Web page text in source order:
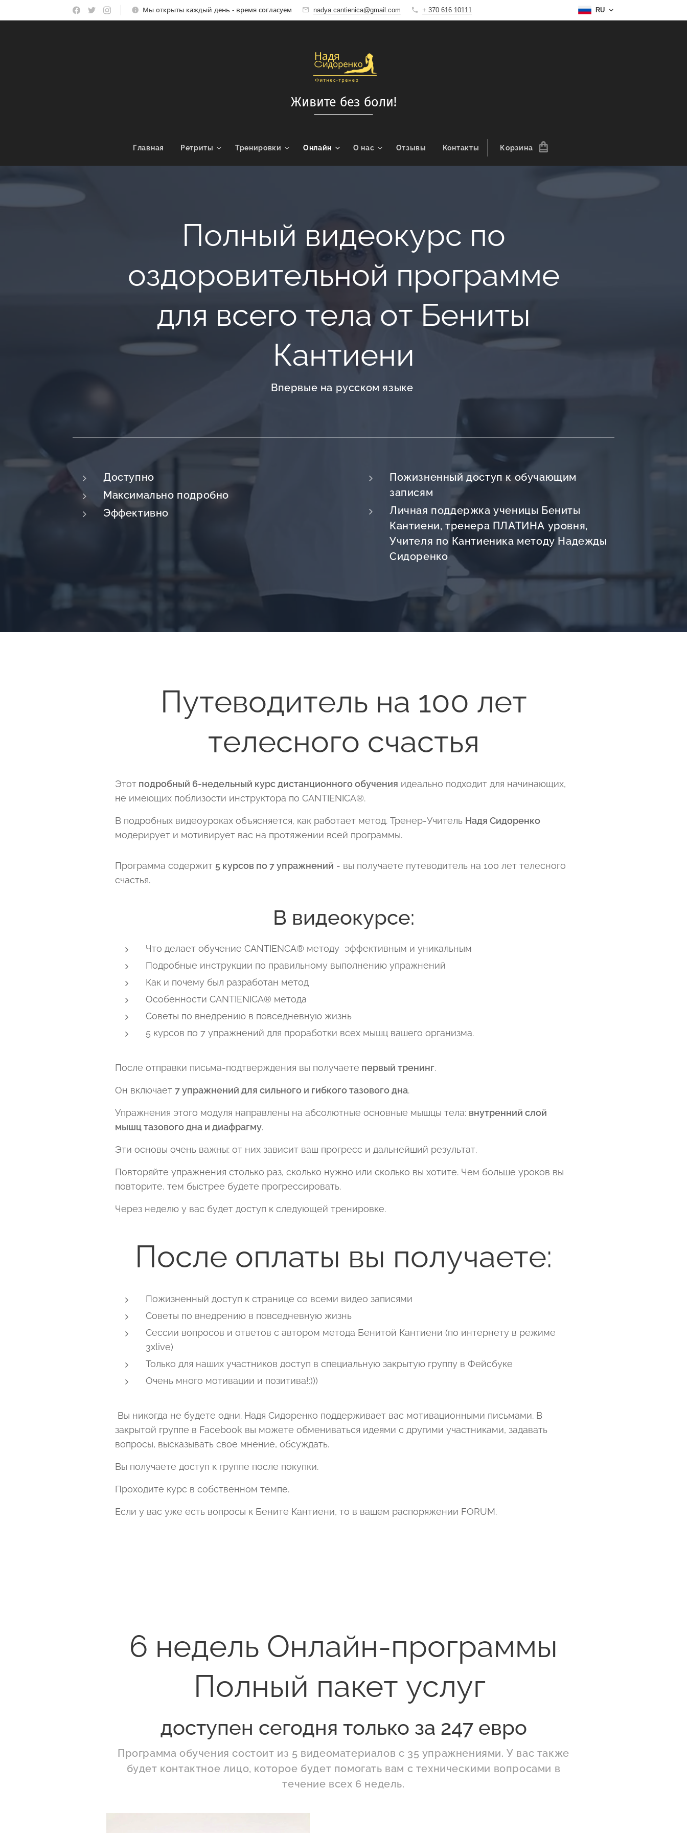
Мы открыты каждый день - время согласуем nadya.cantienica@gmail.com + 370 616 10111 RU
Живите без боли!
Главная Ретриты Тренировки Онлайн О нас Отзывы Koнтакты Корзина
Полный видеокурс по
оздоровительной программе
для всего тела от Бениты
Кантиени
Впервые на русском языке
Доступно
Максимально подробно
Эффективно
Пожизненный доступ к обучающим
записям
Личная поддержка ученицы Бениты
Кантиени, тренера ПЛАТИНА уровня,
Учителя по Кантиеника методу Надежды
Сидоренко
Путеводитель на 100 лет
телесного счастья
Этотподробный 6-недельный курс дистанционного обучения идеально подходит для начинающих,
не имеющих поблизости инструктора по CANTIENICA®.
В подробных видеоуроках объясняется, как работает метод. Тренер-Учитель Надя Сидоренко
модерирует и мотивирует вас на протяжении всей программы.
Программа содержит 5 курсов по 7 упражнений - вы получаете путеводитель на 100 лет телесного
счастья.
В видеокурсе:
Что делает обучение CANTIENCA® методу эффективным и уникальным
Подробные инструкции по правильному выполнению упражнений
Как и почему был разработан метод
Особенности CANTIENICA® метода
Советы по внедрению в повседневную жизнь
5 курсов по 7 упражнений для проработки всех мышц вашего организма.
После отправки письма-подтверждения вы получаете первый тренинг.
Он включает 7 упражнений для сильного и гибкого тазового дна.
Упражнения этого модуля направлены на абсолютные основные мышцы тела: внутренний слой
мышц тазового дна и диафрагму.
Эти основы очень важны: от них зависит ваш прогресс и дальнейший результат.
Повторяйте упражнения столько раз, сколько нужно или сколько вы хотите. Чем больше уроков вы
повторите, тем быстрее будете прогрессировать.
Через неделю у вас будет доступ к следующей тренировке.
После оплаты вы получаете:
Пожизненный доступ к странице со всеми видео записями
Советы по внедрению в повседневную жизнь
Сессии вопросов и ответов с автором метода Бенитой Кантиени (по интернету в режиме
3xlive)
Только для наших участников доступ в специальную закрытую группу в Фейсбуке
Очень много мотивации и позитива!:)))
Вы никогда не будете одни. Надя Сидоренко поддерживает вас мотивационными письмами. В
закрытой группе в Facebook вы можете обмениваться идеями с другими участниками, задавать
вопросы, высказывать свое мнение, обсуждать.
Вы получаете доступ к группе после покупки.
Проходите курс в собственном темпе.
Если у вас уже есть вопросы к Бените Кантиени, то в вашем распоряжении FORUM.
6 недель Онлайн-программы
Полный пакет услуг
доступен сегодня только за 247 евро
Программа обучения состоит из 5 видеоматериалов с 35 упражнениями. У вас также
будет контактное лицо, которое будет помогать вам с техническими вопросами в
течение всех 6 недель.